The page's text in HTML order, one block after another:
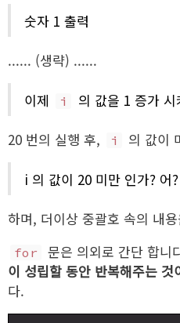
숫자 1 출력
...... (생략) ......
이제 i 의 값을 1 증가
20 번의 실행 후, i 의 값이
i 의 값이 20 미만 인가?
하며, 더이상 중괄호 속의 내
for 문은 의외로 간단 합니
이 성립할 동안 반복해주는
다.